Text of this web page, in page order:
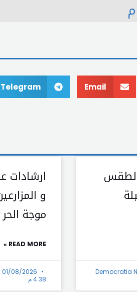
Email
Telegram
Democratia
ارشادات
و
موجة الحر
READ MORE »
01/08/2026
4:38 م